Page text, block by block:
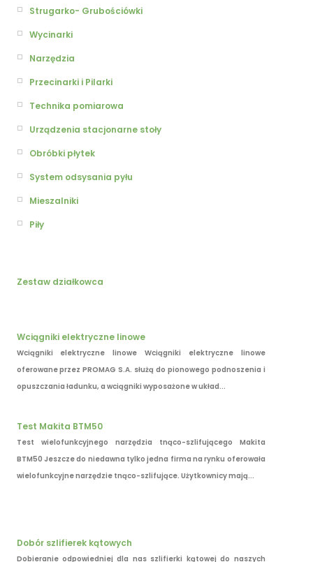
Strugarko- Grubościówki
Wycinarki
Narzędzia
Przecinarki i Pilarki
Technika pomiarowa
Urządzenia stacjonarne stoły
Obróbki płytek
System odsysania pyłu
Mieszalniki
Piły
Zestaw działkowca
Wciągniki elektryczne linowe
Wciągniki elektryczne linowe Wciągniki elektryczne linowe
oferowane przez PROMAG S.A. służą do pionowego podnoszenia i
opuszczania ładunku, a wciągniki wyposażone w układ...
Test Makita BTM50
Test wielofunkcyjnego narzędzia tnąco-szlifującego Makita
BTM50 Jeszcze do niedawna tylko jedna firma na rynku oferowała
wielofunkcyjne narzędzie tnąco-szlifujące. Użytkownicy mają...
Dobór szlifierek kątowych
Dobieranie odpowiedniej dla nas szlifierki kątowej do naszych